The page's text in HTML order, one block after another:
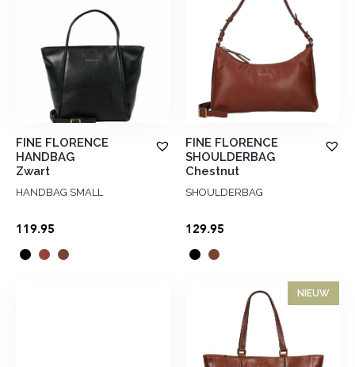
FINE FLORENCE
HANDBAG
Zwart
HANDBAG SMALL
119.95
FINE FLORENCE
SHOULDERBAG
Chestnut
SHOULDERBAG
129.95
NIEUW